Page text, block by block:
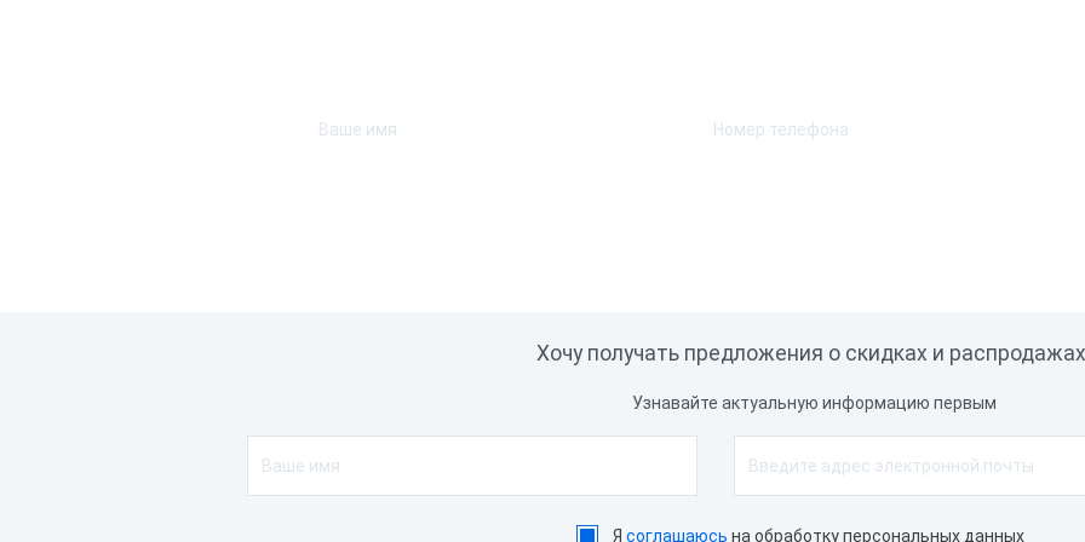
Хочу получать предложения о скидках и
Узнавайте актуальную информацию первым
Я соглашаюсь на обработку персональных данных